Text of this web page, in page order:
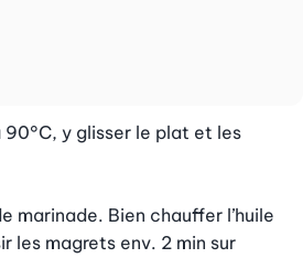
y glisser le plat et les
marinade. Bien chauffer l’huile
les magrets env. 2 min sur